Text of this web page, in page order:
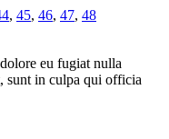
, 45, 46, 47, 48
eu fugiat nulla
sunt in culpa qui officia